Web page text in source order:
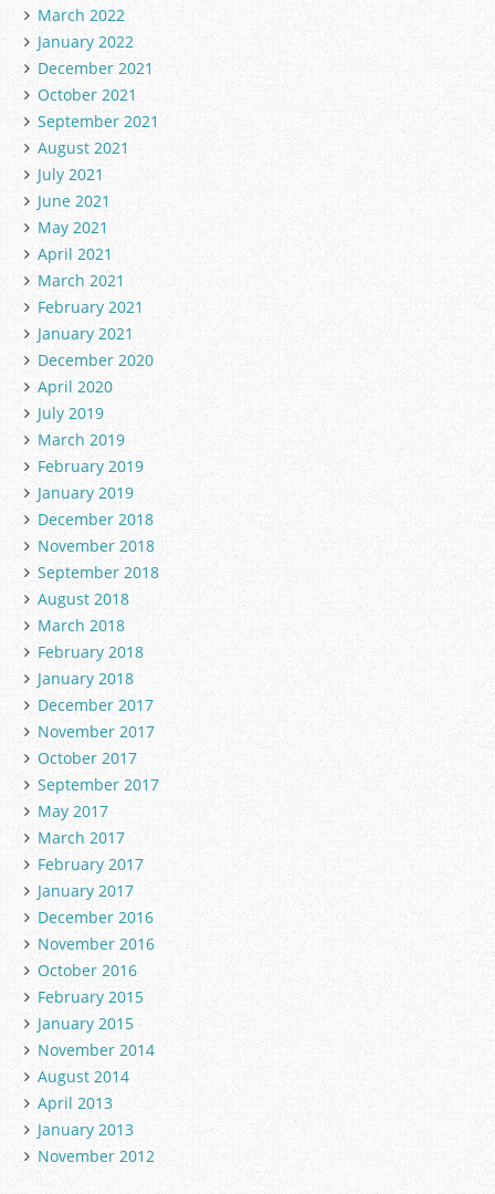
March 2022
January 2022
December 2021
October 2021
September 2021
August 2021
July 2021
June 2021
May 2021
April 2021
March 2021
February 2021
January 2021
December 2020
April 2020
July 2019
March 2019
February 2019
January 2019
December 2018
November 2018
September 2018
August 2018
March 2018
February 2018
January 2018
December 2017
November 2017
October 2017
September 2017
May 2017
March 2017
February 2017
January 2017
December 2016
November 2016
October 2016
February 2015
January 2015
November 2014
August 2014
April 2013
January 2013
November 2012